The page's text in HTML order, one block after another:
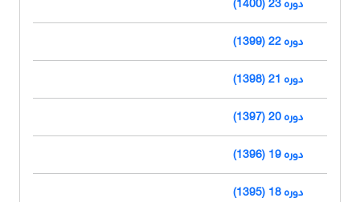
دوره 22 (1399)
دوره 21 (1398)
دوره 20 (1397)
دوره 19 (1396)
دوره 18 (1395)